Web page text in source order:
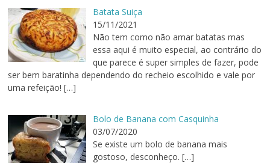
Batata Suiça
15/11/2021
Não tem como não amar batatas mas
essa aqui é muito especial, ao contrário do
que parece é super simples de fazer, pode
ser bem baratinha dependendo do recheio escolhido e vale por
uma refeição! […]
Bolo de Banana com Casquinha
03/07/2020
Se existe um bolo de banana mais
gostoso, desconheço. […]